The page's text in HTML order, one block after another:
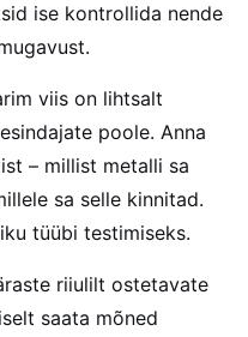
ise kontrollida nende
viis on lihtsalt
poole. Anna
– millist metalli sa
sa selle kinnitad.
tüübi testimiseks.
riiulilt ostetavate
saata mõned